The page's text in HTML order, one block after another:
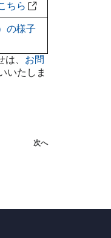
ちら
の様子
、 お問
いたしま
次へ